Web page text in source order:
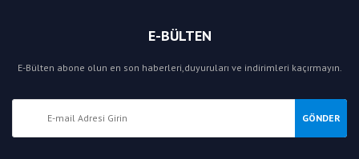
E-BÜLTEN
E-Bülten abone olun en son haberleri,duyuruları ve indirimleri kaçırmayın.
GÖNDER